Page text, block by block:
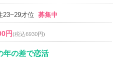
23~29才位 募集中
円(税込6930円)
年の差で恋活